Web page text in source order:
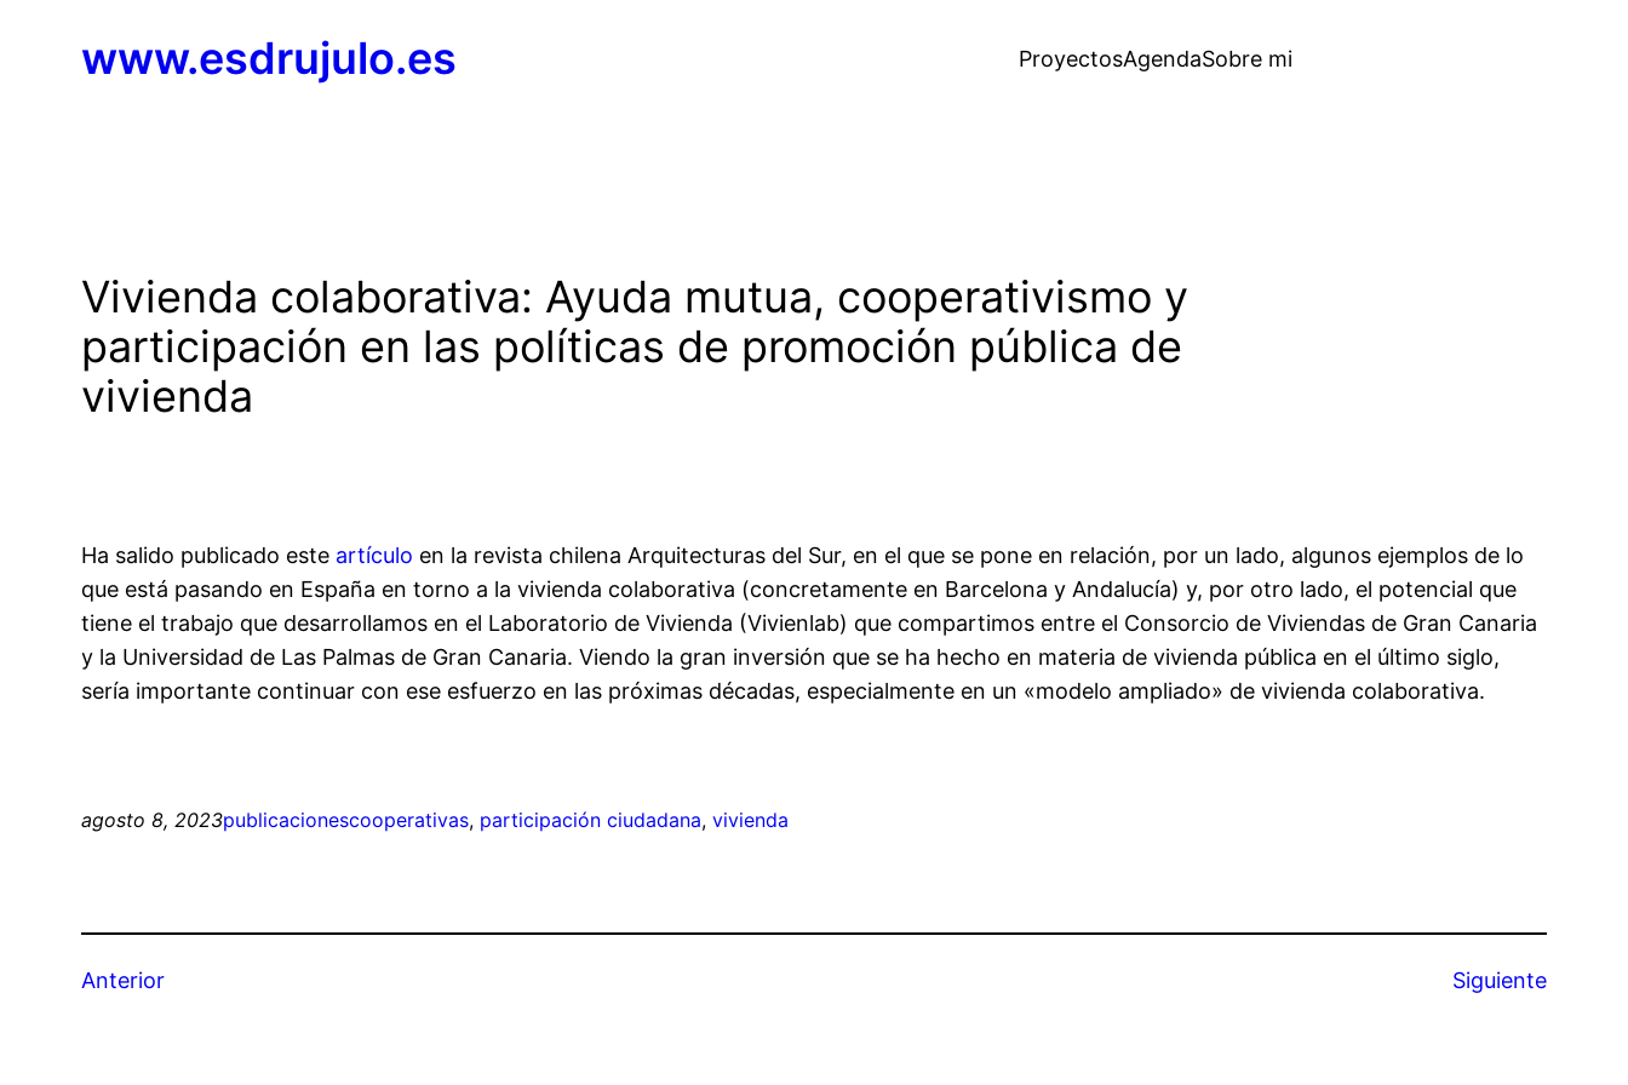
www.esdrujulo.es ProyectosAgendaSobre mi
Vivienda colaborativa: Ayuda mutua, cooperativismo y
participación en las políticas de promoción pública de
vivienda
Ha salido publicado este artículo en la revista chilena Arquitecturas del Sur, en el que se pone en relación, por un lado, algunos ejemplos de lo
que está pasando en España en torno a la vivienda colaborativa (concretamente en Barcelona y Andalucía) y, por otro lado, el potencial que
tiene el trabajo que desarrollamos en el Laboratorio de Vivienda (Vivienlab) que compartimos entre el Consorcio de Viviendas de Gran Canaria
y la Universidad de Las Palmas de Gran Canaria. Viendo la gran inversión que se ha hecho en materia de vivienda pública en el último siglo,
sería importante continuar con ese esfuerzo en las próximas décadas, especialmente en un «modelo ampliado» de vivienda colaborativa.
agosto 8, 2023publicacionescooperativas, participación ciudadana, vivienda
Anterior Siguiente